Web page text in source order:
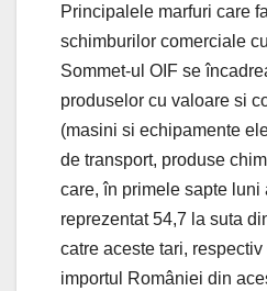
Principalele marfuri care
schimburilor comerciale
Sommet-ul OIF se
produselor cu valoare si
(masini si echipamente
de transport, produse
care, în primele sapte luni
reprezentat 54,7 la suta
catre aceste tari,
importul României din